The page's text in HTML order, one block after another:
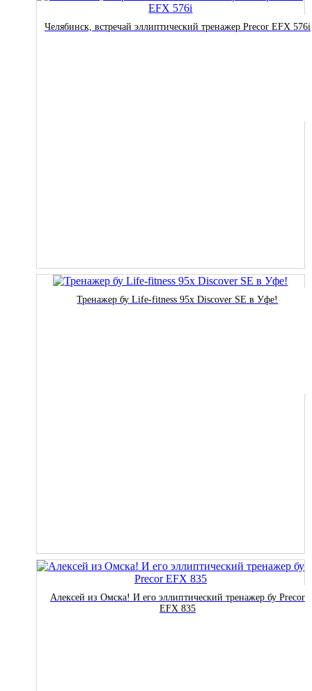
Челябинск, встречай эллиптический тренажер Precor EFX 576i
Тренажер бу Life-fitness 95x Discover SE в Уфе!
Алексей из Омска! И его эллиптический тренажер бу Precor
EFX 835